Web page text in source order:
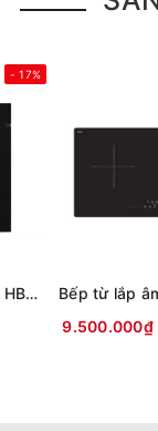
- 17%
Lò nướng âm Bosch HBG536ES3 71 lít
9.500.000₫